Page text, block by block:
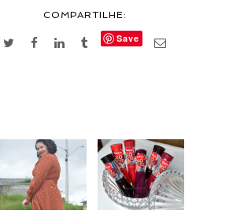
COMPARTILHE:
Save